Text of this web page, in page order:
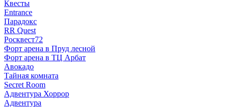
Квесты
Entrance
Парадокс
RR Quest
Росквест72
Форт арена в Пруд лесной
Форт арена в ТЦ Арбат
Авокадо
Тайная комната
Secret Room
Адвентура Хоррор
Адвентура